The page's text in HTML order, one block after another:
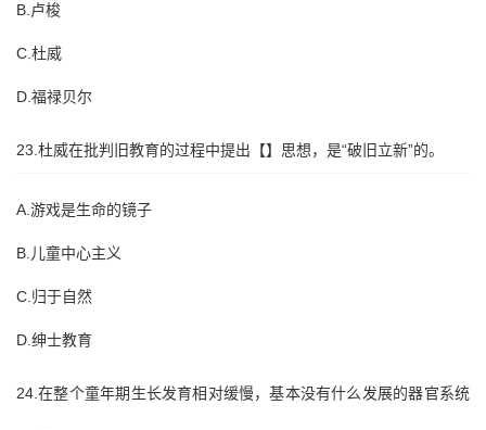
B.卢梭
C.杜威
D.福禄贝尔
23.杜威在批判旧教育的过程中提出【】思想，是“破旧立新”的。
A.游戏是生命的镜子
B.儿童中心主义
C.归于自然
D.绅士教育
24.在整个童年期生长发育相对缓慢，基本没有什么发展的器官系统